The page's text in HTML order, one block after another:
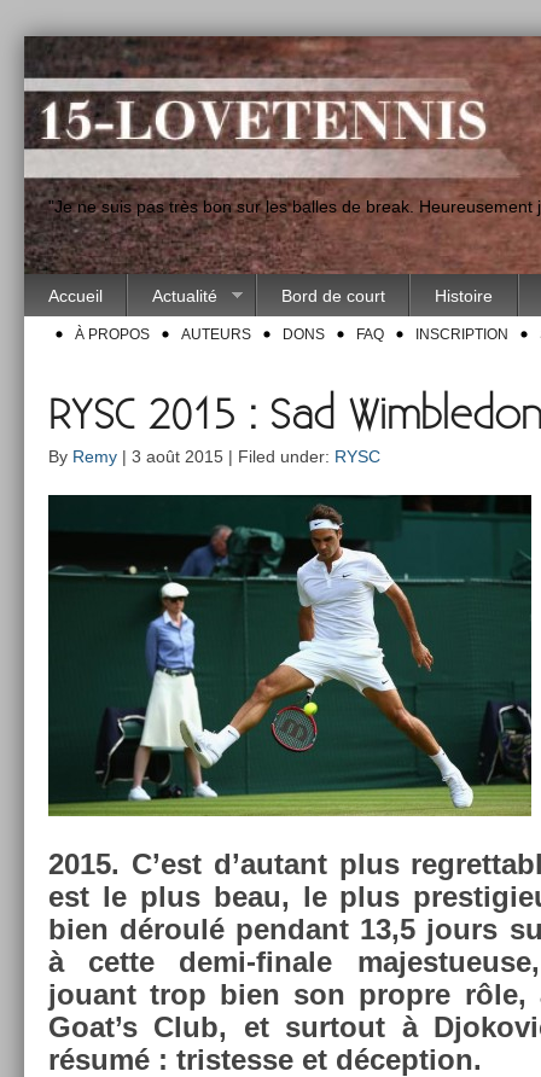
"Je ne suis pas très bon sur les balles de break.
Accueil Actualité Bord de court Histoire
À PROPOS AUTEURS DONS FAQ INSCRIPTION
RYSC 2015 : Sad
By Remy | 3 août 2015 | Filed under: RYSC
2015. C’est d’autant plus
est le plus beau, le plus
bien déroulé pen­dant 13,5 jours
à cette demi-finale
jouant trop bien son pro­pre rôle,
Goat’s Club, et sur­tout à
résumé : tri­stes­se et décep­tion.